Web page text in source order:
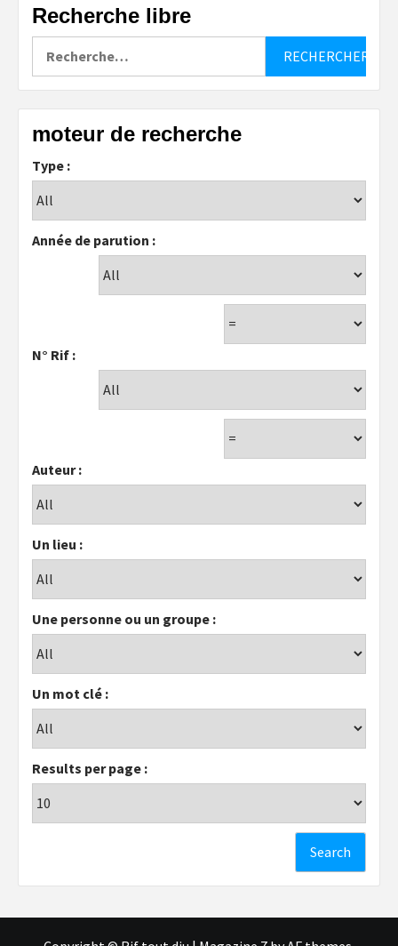
Recherche libre
moteur de recherche
Type :
Année de parution :
N° Rif :
Auteur :
Un lieu :
Une personne ou un groupe :
Un mot clé :
Results per page :